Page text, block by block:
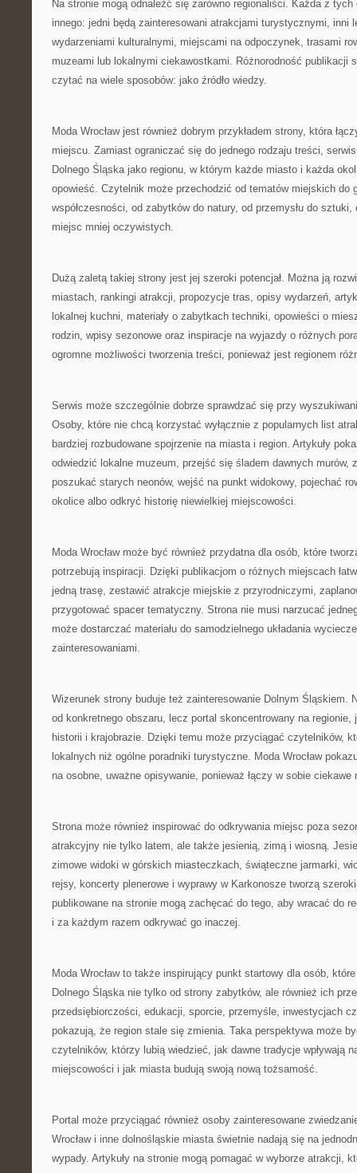
Na stronie mogą odnaleźć się zarówno regionaliści. Każda z
innego: jedni będą zainteresowani atrakcjami turystycznymi, inni
wydarzeniami kulturalnymi, miejscami na odpoczynek, trasami
muzeami lub lokalnymi ciekawostkami. Różnorodność publikacji
czytać na wiele sposobów: jako źródło wiedzy.
Moda Wrocław jest również dobrym przykładem strony, która
miejscu. Zamiast ograniczać się do jednego rodzaju treści,
Dolnego Śląska jako regionu, w którym każde miasto i każda
opowieść. Czytelnik może przechodzić od tematów miejskich do
współczesności, od zabytków do natury, od przemysłu do
miejsc mniej oczywistych.
Dużą zaletą takiej strony jest jej szeroki potencjał. Można ją
miastach, rankingi atrakcji, propozycje tras, opisy wydarzeń,
lokalnej kuchni, materiały o zabytkach techniki, opowieści o
rodzin, wpisy sezonowe oraz inspiracje na wyjazdy o różnych
ogromne możliwości tworzenia treści, ponieważ jest regionem
Serwis może szczególnie dobrze sprawdzać się przy
Osoby, które nie chcą korzystać wyłącznie z popularnych list
bardziej rozbudowane spojrzenie na miasta i region. Artykuły
odwiedzić lokalne muzeum, przejść się śladem dawnych murów,
poszukać starych neonów, wejść na punkt widokowy, pojechać
okolice albo odkryć historię niewielkiej miejscowości.
Moda Wrocław może być również przydatna dla osób, które
potrzebują inspiracji. Dzięki publikacjom o różnych miejscach
jedną trasę, zestawić atrakcje miejskie z przyrodniczymi,
przygotować spacer tematyczny. Strona nie musi narzucać
może dostarczać materiału do samodzielnego układania
zainteresowaniami.
Wizerunek strony buduje też zainteresowanie Dolnym Śląskiem.
od konkretnego obszaru, lecz portal skoncentrowany na
historii i krajobrazie. Dzięki temu może przyciągać czytelników,
lokalnych niż ogólne poradniki turystyczne. Moda Wrocław
na osobne, uważne opisywanie, ponieważ łączy w sobie ciekawe
Strona może również inspirować do odkrywania miejsc poza
atrakcyjny nie tylko latem, ale także jesienią, zimą i wiosną.
zimowe widoki w górskich miasteczkach, świąteczne jarmarki,
rejsy, koncerty plenerowe i wyprawy w Karkonosze tworzą
publikowane na stronie mogą zachęcać do tego, aby wracać do
i za każdym razem odkrywać go inaczej.
Moda Wrocław to także inspirujący punkt startowy dla osób,
Dolnego Śląska nie tylko od strony zabytków, ale również ich
przedsiębiorczości, edukacji, sporcie, przemyśle, inwestycjach
pokazują, że region stale się zmienia. Taka perspektywa może
czytelników, którzy lubią wiedzieć, jak dawne tradycje wpływają
miejscowości i jak miasta budują swoją nową tożsamość.
Portal może przyciągać również osoby zainteresowane
Wrocław i inne dolnośląskie miasta świetnie nadają się na
wypady. Artykuły na stronie mogą pomagać w wyborze atrakcji,